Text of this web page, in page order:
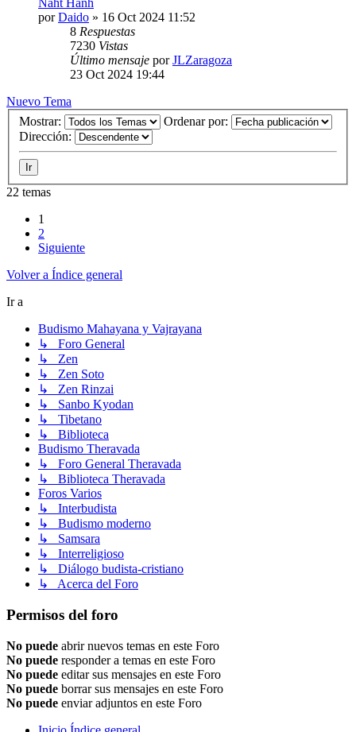
porDaido » 16 Oct 2024 11:52
8 Respuestas
7230 Vistas
Último mensaje porJLZaragoza
23 Oct 2024 19:44
Nuevo Tema
Mostrar:
Ordenar por:
Dirección:
22 temas
1
2
Siguiente
Volver a Índice general
Ir a
Budismo Mahayana y Vajrayana
↳ Foro General
↳ Zen
↳ Zen Soto
↳ Zen Rinzai
↳ Sanbo Kyodan
↳ Tibetano
↳ Biblioteca
Budismo Theravada
↳ Foro General Theravada
↳ Biblioteca Theravada
Foros Varios
↳ Interbudista
↳ Budismo moderno
↳ Samsara
↳ Interreligioso
↳ Diálogo budista-cristiano
↳ Acerca del Foro
Permisos del foro
No puede abrir nuevos temas en este Foro
No puede responder a temas en este Foro
No puede editar sus mensajes en este Foro
No puede borrar sus mensajes en este Foro
No puede enviar adjuntos en este Foro